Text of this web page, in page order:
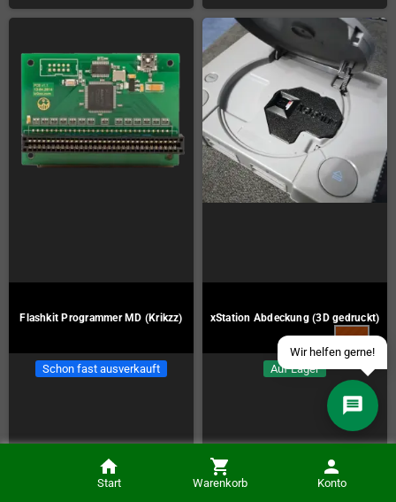
Flashkit Programmer MD (Krikzz)
Schon fast ausverkauft
69,00 €
xStation Abdeckung (3D gedruckt)
Auf Lager
32,00 €
Start Warenkorb Konto
Über WhatsApp schreiben
Schick uns eine eMail